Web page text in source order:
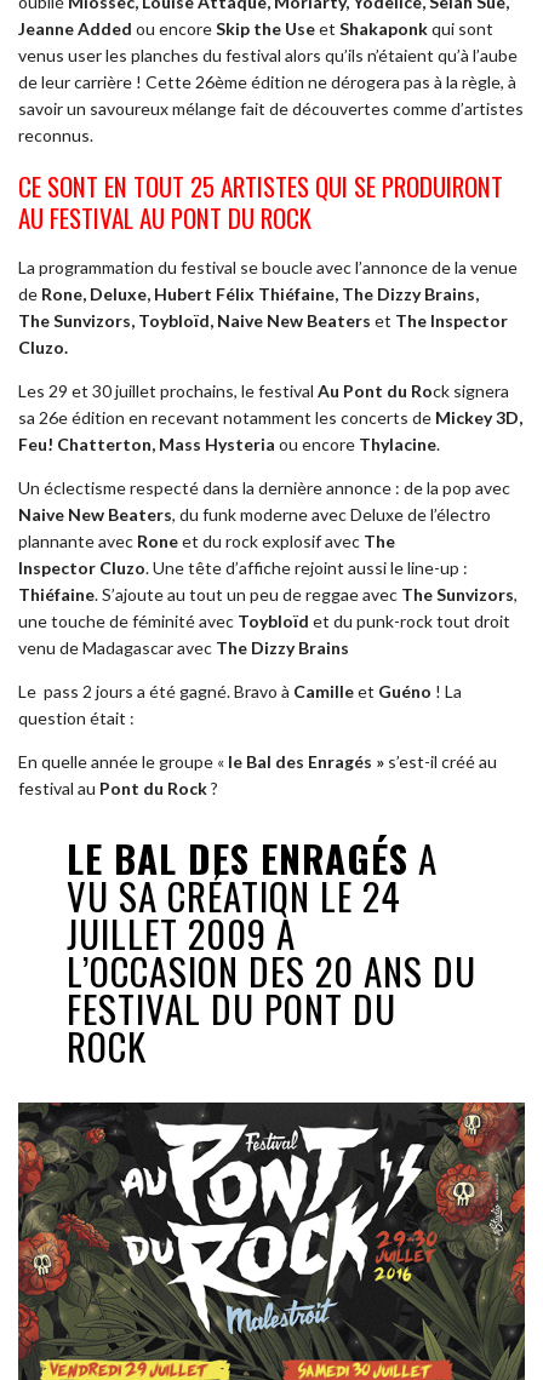
Jeanne Added ou encoreSkip the Useet Shakaponkqui sont
venus user les planches du festival alors qu’ils n’étaient qu’à l’aube
de leur carrière ! Cette 26èmeédition ne dérogera pas à la règle, à
savoir un savoureux mélange fait de découvertes comme d’artistes
reconnus.
CE SONT EN TOUT 25 ARTISTES QUI SE PRODUIRONT
AU FESTIVAL AU PONT DU ROCK
La programmation du festival se boucle avec l’annonce de la venue
de Rone, Deluxe, Hubert Félix Thiéfaine, The Dizzy Brains,
The Sunvizors, Toybloïd, Naive New Beaters et The Inspector
Cluzo.
Les 29 et 30 juillet prochains, le festival Au Pont du Rock signera
sa 26e édition en recevant notamment les concerts de Mickey 3D,
Feu! Chatterton, Mass Hysteria ou encore Thylacine.
Un éclectisme respecté dans la dernière annonce : de la pop avec
Naive New Beaters, du funk moderne avec Deluxe de l’électro
plannante avec Roneet du rock explosif avec The
Inspector Cluzo. Une tête d’affiche rejoint aussi le line-up :
Thiéfaine. S’ajoute au tout un peu de reggae avec The Sunvizors,
une touche de féminité avec Toybloïd et du punk-rock tout droit
venu de Madagascar avec The Dizzy Brains
Le pass 2 jours a été gagné. Bravo à Camilleet Guéno ! La
question était :
En quelle année le groupe « le Bal des Enragés » s’est-il créé au
festival au Pont du Rock?
LE BAL DES ENRAGÉS A
VU SA CRÉATION LE 24
JUILLET 2009 À
L’OCCASION DES 20 ANS DU
FESTIVAL DU PONT DU
ROCK